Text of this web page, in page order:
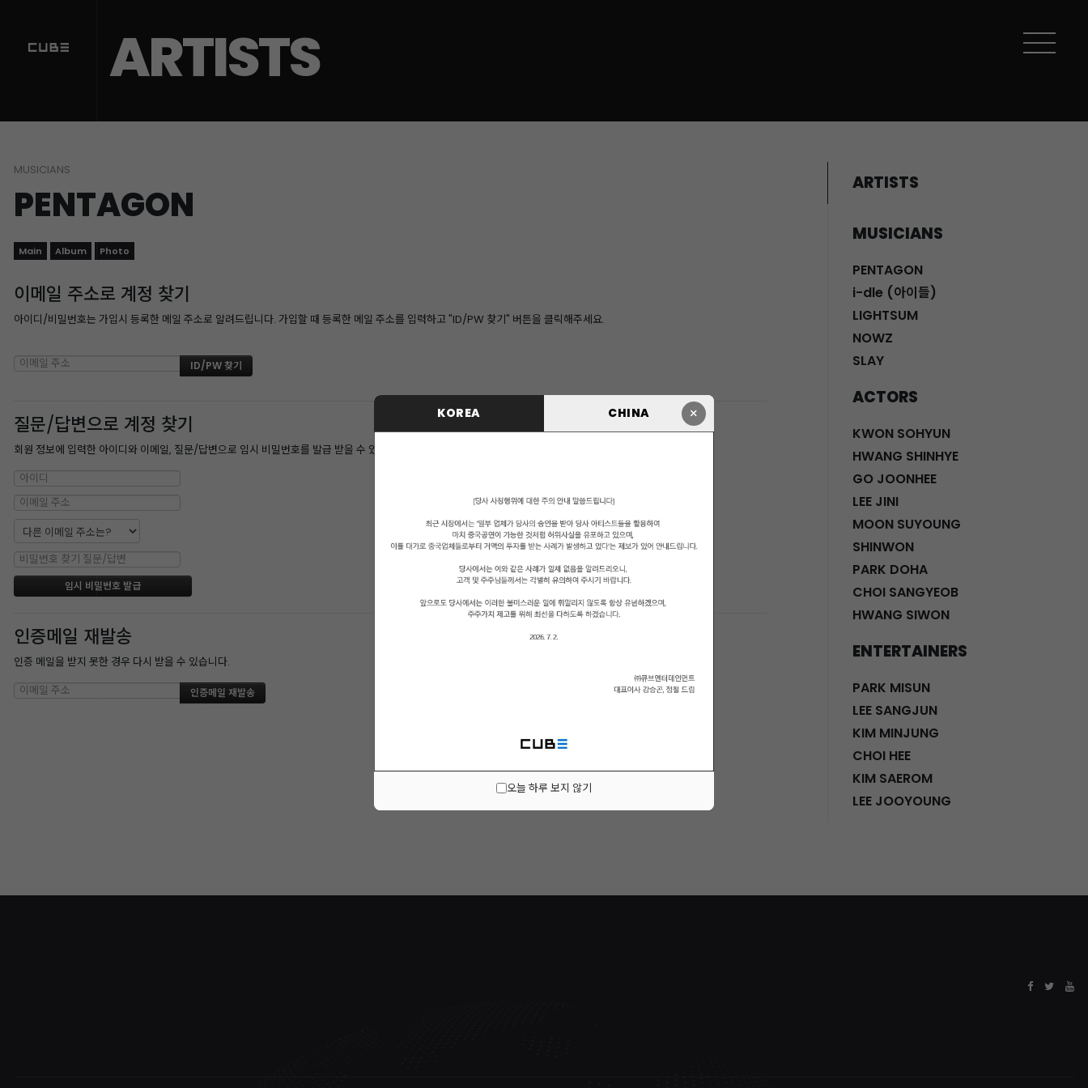
×
KOREA CHINA
오늘 하루 보지 않기
ARTISTS
MUSICIANS
PENTAGON
Main Album Photo
이메일 주소로 계정 찾기
아이디/비밀번호는 가입시 등록한 메일 주소로 알려드립니다. 가입할 때 등록한 메일 주소를 입력하고 "ID/PW 찾기" 버튼을 클릭해주세요.
질문/답변으로 계정 찾기
회원 정보에 입력한 아이디와 이메일, 질문/답변으로 임시 비밀번호를 발급 받을 수 있습니다.
인증메일 재발송
인증 메일을 받지 못한 경우 다시 받을 수 있습니다.
ARTISTS
MUSICIANS
PENTAGON
i-dle (아이들)
LIGHTSUM
NOWZ
SLAY
ACTORS
KWON SOHYUN
HWANG SHINHYE
GO JOONHEE
LEE JINI
MOON SUYOUNG
SHINWON
PARK DOHA
CHOI SANGYEOB
HWANG SIWON
ENTERTAINERS
PARK MISUN
LEE SANGJUN
KIM MINJUNG
CHOI HEE
KIM SAEROM
LEE JOOYOUNG